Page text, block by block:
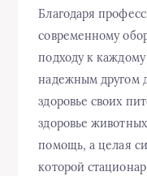
Благодаря
современному
подходу к
надежным другом
здоровье своих
здоровье
помощь, а целая
которой